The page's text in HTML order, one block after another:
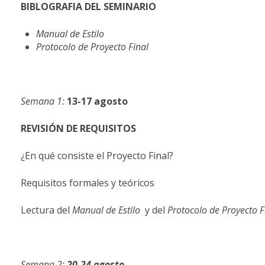
BIBLOGRAFIA DEL SEMINARIO
Manualde Estilo
Protocolo de Proyecto Final
Semana 1: 13-17 agosto
REVISIÓN DE REQUISITOS
¿En qué consiste el Proyecto Final?
Requisitos formales y teóricos
Lectura del ManualdeEstilo y del ProtocolodeProyecto